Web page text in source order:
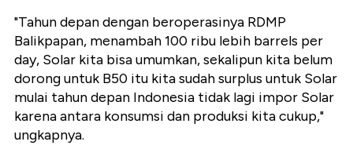
"Tahun depan dengan beroperasinya RDMP
Balikpapan, menambah 100 ribu lebih barrels per
day, Solar kita bisa umumkan, sekalipun kita belum
dorong untuk B50 itu kita sudah surplus untuk Solar
mulai tahun depan Indonesia tidak lagi impor Solar
karena antara konsumsi dan produksi kita cukup,"
ungkapnya.